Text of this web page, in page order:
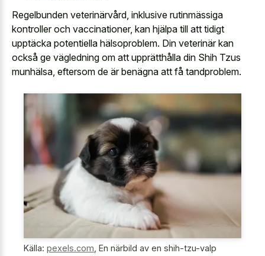
Regelbunden veterinärvård, inklusive rutinmässiga
kontroller och vaccinationer, kan hjälpa till att tidigt
upptäcka potentiella hälsoproblem. Din veterinär kan
också ge vägledning om att upprätthålla din Shih Tzus
munhälsa, eftersom de är benägna att få tandproblem.
Källa: pexels.com, En närbild av en shih-tzu-valp